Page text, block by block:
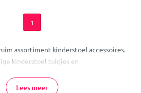
1
assortiment kinderstoel accessoires.
kinderstoel tuigjes en
een kinderstoel? We hebben het allemaal
Lees meer